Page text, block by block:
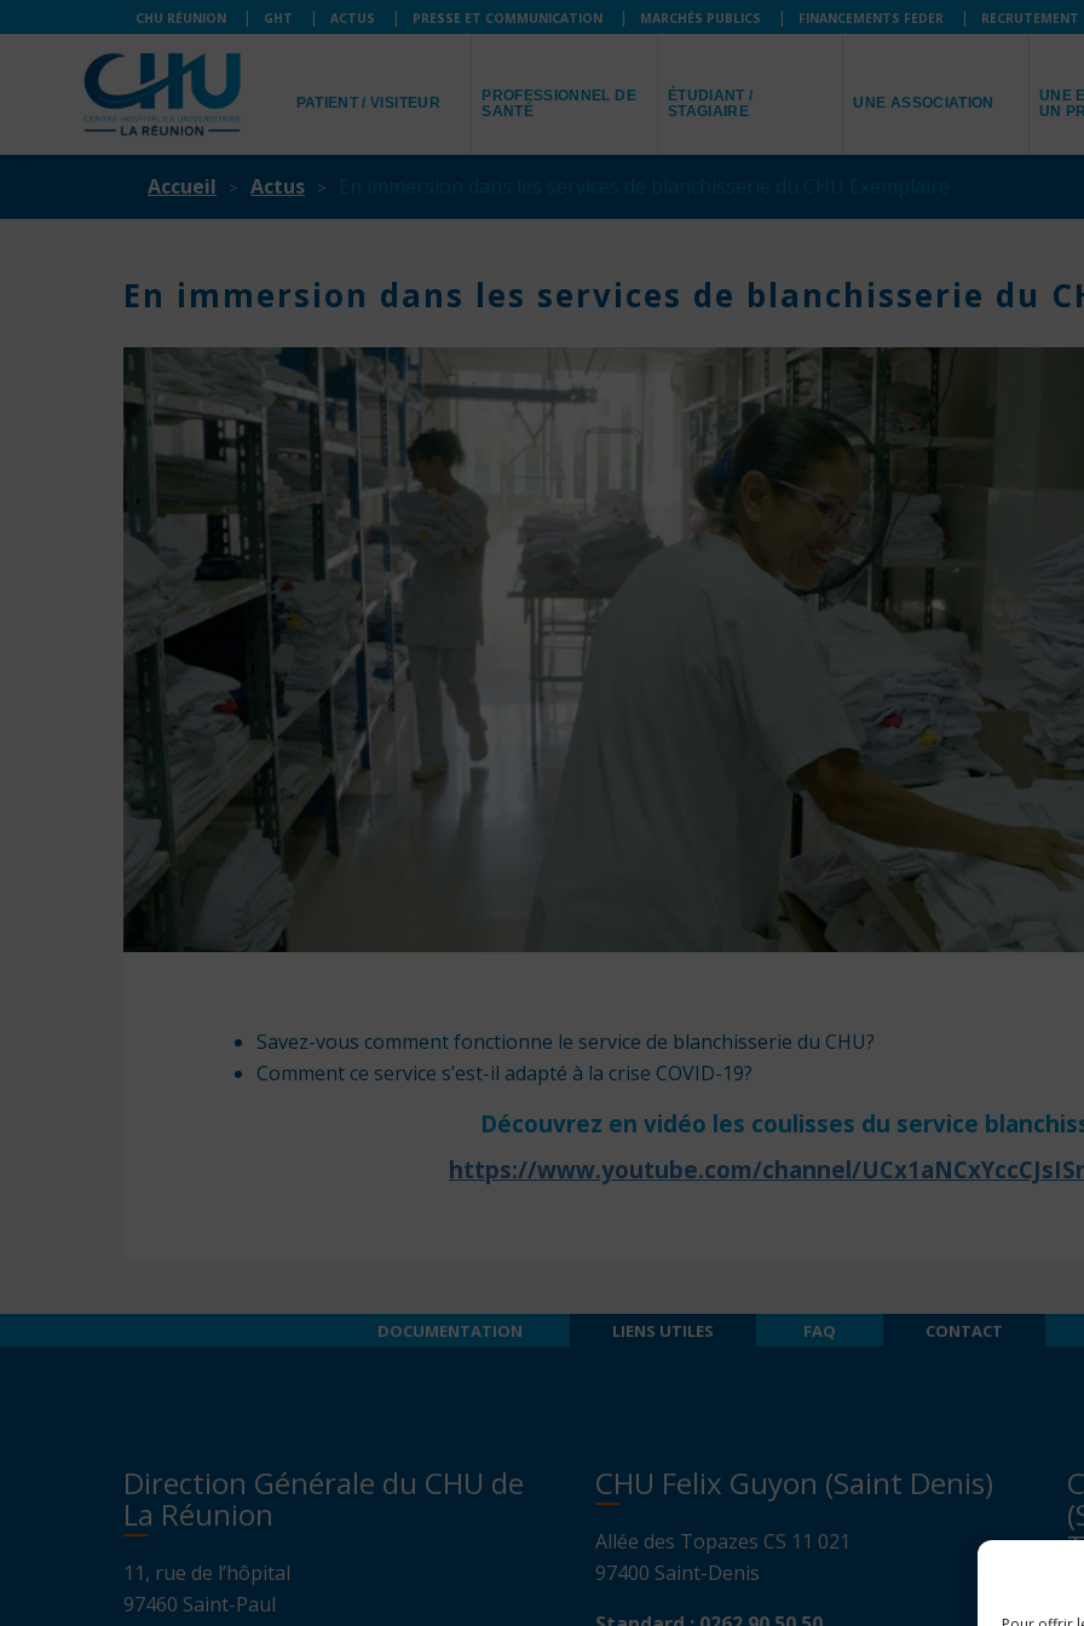
CHU RÉUNION GHT ACTUS PRESSE ET COMMUNICATION MARCHÉS PUBLICS FINANCEMENTS FEDER RECRUTEMENT
PATIENT / VISITEUR
PROFESSIONNEL DE
SANTÉ
ÉTUDIANT /
STAGIAIRE
UNE ASSOCIATION
UNE
UN
Accueil Actus
En immersion dans les services de blanchisserie du
Savez-vous comment fonctionne le service de blanchisserie du CHU?
Comment ce service s’est-il adapté à la crise COVID-19?
Découvrez en vidéo les coulisses du service
https://www.youtube.com/channel/
DOCUMENTATION LIENS UTILES FAQ CONTACT
Direction Générale du CHU de
La Réunion
11, rue de l’hôpital
97460 Saint-Paul
CHU Felix Guyon (Saint Denis)
Allée des Topazes CS 11 021
97400 Saint-Denis